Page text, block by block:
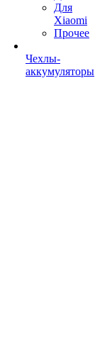
Для
Xiaomi
Прочее
Чехлы-
аккумуляторы